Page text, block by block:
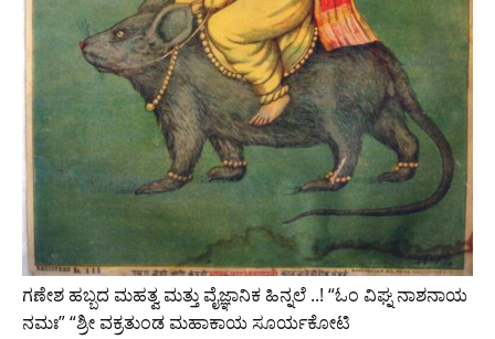
ಗಣೇಶ ಹಬ್ಬದ ಮಹತ್ವ ಮತ್ತು ವೈಜ್ಞಾನಿಕ ಹಿನ್ನಲೆ ..! “ಓಂ ವಿಘ್ನ ನಾಶನಾಯ
ನಮಃ” ‌“ಶ್ರೀ ವಕ್ರತುಂಡ ಮಹಾಕಾಯ ಸೂರ್ಯಕೋಟಿ